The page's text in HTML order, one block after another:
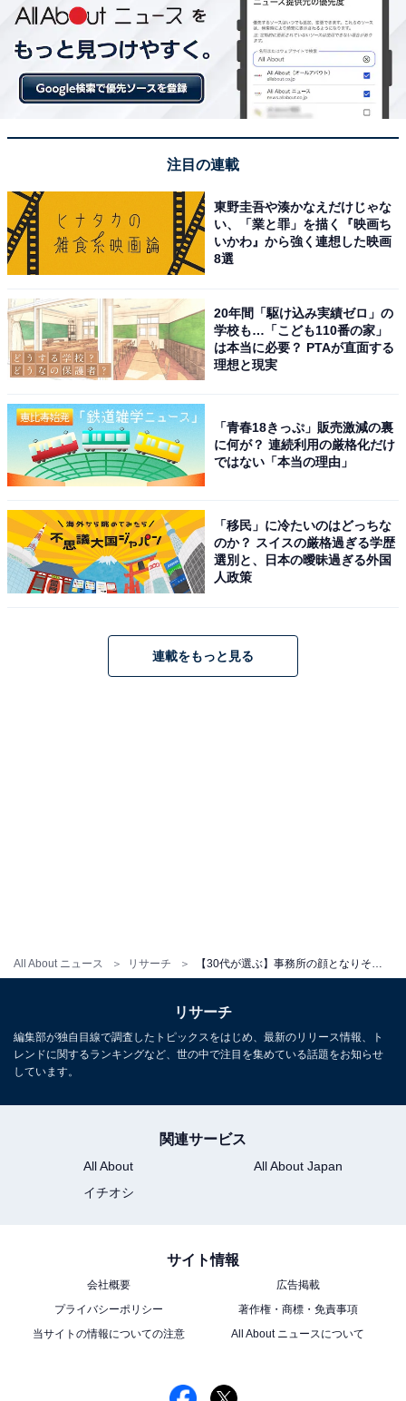
All About ニュース リサーチ
King & Princeのメンバーである永瀬さんは、端正なルッ
クスと誠実な人柄で幅広い世代から支持を集めていま
す。俳優業でも着実に実績を積み重ね、2026年3月公開
の映画『鬼の花嫁』では主演に抜てき。グループの顔と
してだけでなく、STARTO社全体の看板にふさわしい1
人です。
アンケートでは、「グループで色々あったが長く事務所
に残って活躍してくれそう」（30代女性／大阪府）、
「退所せずに長く活動を続けてくれそうだから」（30代
女性／東京都）、「正統派イケメンでSTARTOに詳しく
なくても知ってる人が多いと思うから」（30代女性／神
View this post on Instagram
注目の連載
東野圭吾や湊かなえだけじゃな
い、「業と罪」を描く『映画ち
いかわ』から強く連想した映画
8選
20年間「駆け込み実績ゼロ」の
学校も…「こども110番の家」
は本当に必要？ PTAが直面する
理想と現実
「青春18きっぷ」販売激減の裏
に何が？ 連続利用の厳格化だけ
ではない「本当の理由」
「移民」に冷たいのはどっちな
のか？ スイスの厳格過ぎる学歴
選別と、日本の曖昧過ぎる外国
人政策
連載をもっと見る
リサーチ
編集部が独自目線で調査したトピックスをはじめ、最新のリリース情報、ト
レンドに関するランキングなど、世の中で注目を集めている話題をお知らせ
しています。
関連サービス
All About
All About Japan
イチオシ
サイト情報
会社概要
広告掲載
プライバシーポリシー
著作権・商標・免責事項
当サイトの情報についての注意
All About ニュースについて